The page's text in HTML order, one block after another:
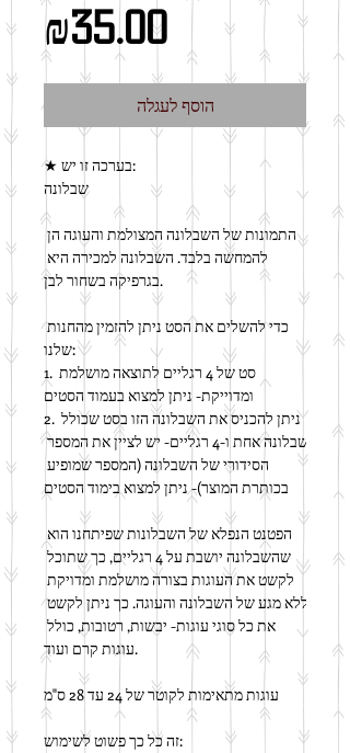
₪35.00מחיר
הוסף לעגלה
★ בערכה זו יש:
שבלונה
בגרפיקה בשחור לבן.
כדי להשלים את הסט ניתן להזמין מהחנות
שלנו:
1. סט של 4 רגליים לתוצאה מושלמת
ומדוייקת- ניתן למצוא בעמוד הסטים
2. ניתן להכניס את השבלונה הזו בסט שכולל
שבלונה אחת ו-4 רגליים- יש לציין את המספר
בכותרת המוצר)- ניתן למצוא בימוד הסטים
ללא מגע של השבלונה והעוגה. כך ניתן לקשט
עוגות קרם ועוד.
עוגות מתאימות לקוטר של 24 עד 28 ס"מ
זה כל כך פשוט לשימוש: